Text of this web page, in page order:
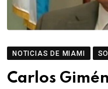
NOTICIAS DE MIAMI
Carlos